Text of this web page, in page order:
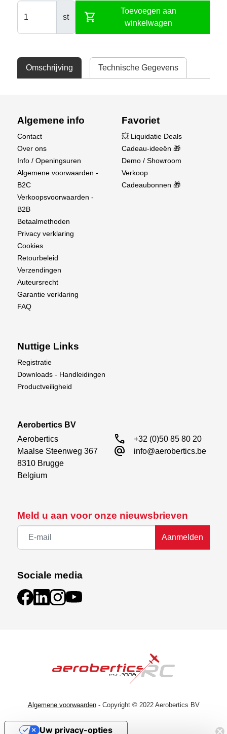
st shopping_cart
Toevoegen aan
winkelwagen
Omschrijving Technische Gegevens
Meld u aan voor onze nieuwsbrieven
Aanmelden
Sociale media
Algemene info
Contact
Over ons
Info / Openingsuren
Algemene voorwaarden -
B2C
Verkoopsvoorwaarden -
B2B
Betaalmethoden
Privacy verklaring
Cookies
Retourbeleid
Verzendingen
Auteursrecht
Garantie verklaring
FAQ
Favoriet
💥 Liquidatie Deals
Cadeau-ideeën 🎁
Demo / Showroom
Verkoop
Cadeaubonnen 🎁
Nuttige Links
Registratie
Downloads - Handleidingen
Productveiligheid
Aerobertics BV
Aerobertics
Maalse Steenweg 367
8310 Brugge
Belgium
call +32 (0)50 85 80 20
alternate_email info@aerobertics.be
Algemene voorwaarden - Copyright © 2022 Aerobertics BV
Uw privacy-opties